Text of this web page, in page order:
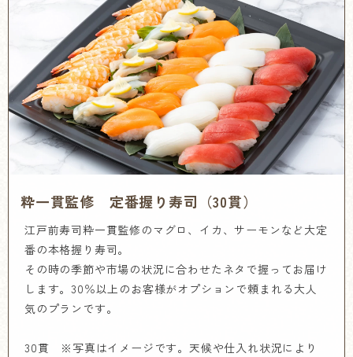
粋一貫監修 定番握り寿司（30貫）
江戸前寿司粋一貫監修のマグロ、イカ、サーモンなど大定
番の本格握り寿司。
その時の季節や市場の状況に合わせたネタで握ってお届け
します。30％以上のお客様がオプションで頼まれる大人
気のプランです。
30貫 ※写真はイメージです。天候や仕入れ状況により